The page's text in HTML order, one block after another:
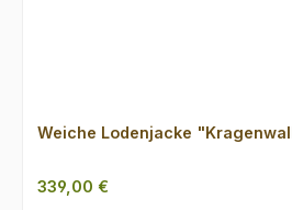
Weiche Lodenjacke
Regulärer Preis:
339,00 €